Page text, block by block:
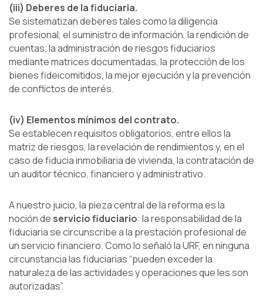
(iii) Deberes de la fiduciaria.
Se sistematizan deberes tales como la diligencia
profesional, el suministro de información, la rendición de
cuentas, la administración de riesgos fiduciarios
mediante matrices documentadas, la protección de los
bienes fideicomitidos, la mejor ejecución y la prevención
de conflictos de interés.
(iv) Elementos mínimos del contrato.
Se establecen requisitos obligatorios, entre ellos la
matriz de riesgos, la revelación de rendimientos y, en el
caso de fiducia inmobiliaria de vivienda, la contratación de
un auditor técnico, financiero y administrativo.
A nuestro juicio, la pieza central de la reforma es la
noción de servicio fiduciario: la responsabilidad de la
fiduciaria se circunscribe a la prestación profesional de
un servicio financiero. Como lo señaló la URF, en ninguna
circunstancia las fiduciarias “pueden exceder la
naturaleza de las actividades y operaciones que les son
autorizadas”.